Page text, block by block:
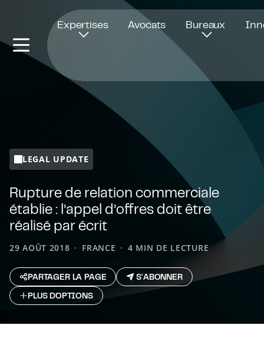
Expertises Avocats Bureaux
LEGAL UPDATE
Rupture de relation commerciale
établie : l’appel d’offres doit être
réalisé par écrit
29 AOÛT 2018 FRANCE 4 MIN DE LECTURE
PARTAGER LA PAGE
S'ABONNER
PLUS D`OPTIONS
Ouvre dans une nouvelle fenêtre